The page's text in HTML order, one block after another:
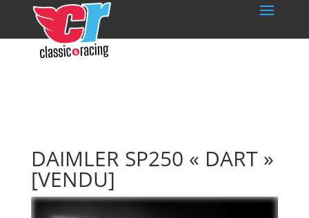
DAIMLER SP250 « DART »
[VENDU]